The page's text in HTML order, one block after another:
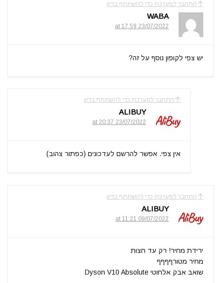
התחבר למערכת כדי להשתתף בדיון
WABA
23/07/2022 at 17:59
יש צפי לקופון נוסף על זה?
התחבר למערכת כדי להשתתף בדיון
ALIBUY
23/07/2022 at 20:37
אין צפי. אפשר להרשם לעדכונים (כפתור צהוב)
התחבר למערכת כדי להשתתף בדיון
ALIBUY
09/07/2022 at 11:21
ירידת מחיר! רק עד חצות
מחיר מטורףףףף
שואב אבק אלחוטי Dyson V10 Absolute